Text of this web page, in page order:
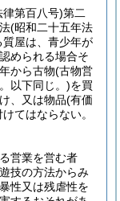
第百八号)第二
(昭和二十五年法
屋は、青少年が
められる場合そ
から古物(古物営
以下同じ。)を買
、又は物品(有価
てはならない。
営業を営む者
技の方法からみ
性又は残虐性を